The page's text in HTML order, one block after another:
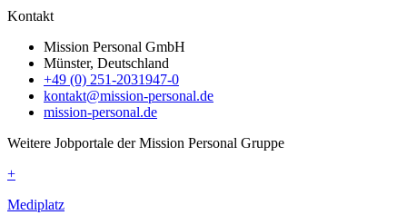
Kontakt
Mission Personal GmbH
Münster, Deutschland
+49 (0) 251-2031947-0
kontakt@mission-personal.de
mission-personal.de
Weitere Jobportale der Mission Personal Gruppe
+
Mediplatz